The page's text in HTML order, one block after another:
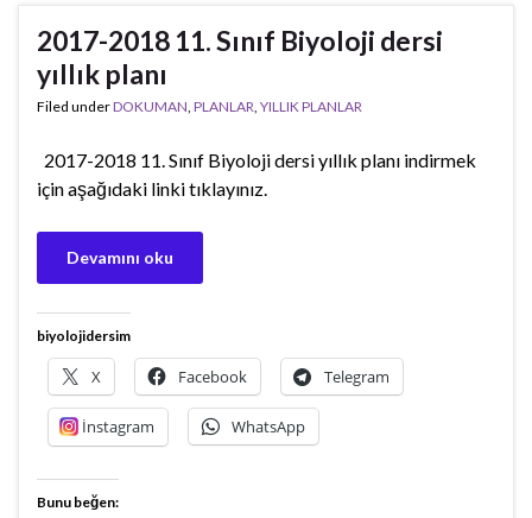
2017-2018 11. Sınıf Biyoloji dersi
yıllık planı
Filed underDOKUMAN PLANLAR YILLIK PLANLAR
2017-2018 11. Sınıf Biyoloji dersi yıllık planı indirmek
için aşağıdaki linki tıklayınız.
Devamını oku
biyolojidersim
X Facebook Telegram
İnstagram WhatsApp
Bunu beğen: